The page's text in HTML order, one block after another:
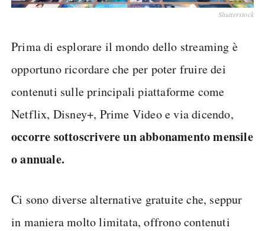
Shutterstock
Prima di esplorare il mondo dello streaming è
opportuno ricordare che per poter fruire dei
contenuti sulle principali piattaforme come
Netflix, Disney+, Prime Video e via dicendo,
occorre sottoscrivere un abbonamento mensile
o annuale.
Ci sono diverse alternative gratuite che, seppur
in maniera molto limitata, offrono contenuti